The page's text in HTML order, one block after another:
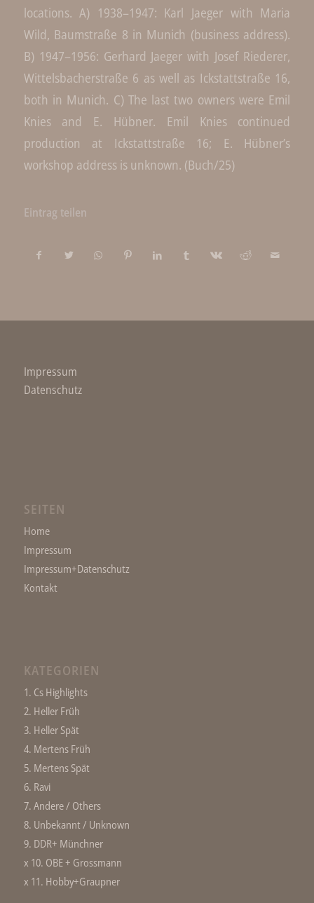
locations. A) 1938–1947: Karl Jaeger with Maria
Wild, Baumstraße 8 in Munich (business address).
B) 1947–1956: Gerhard Jaeger with Josef Riederer,
Wittelsbacherstraße 6 as well as Ickstattstraße 16,
both in Munich. C) The last two owners were Emil
Knies and E. Hübner. Emil Knies continued
production at Ickstattstraße 16; E. Hübner’s
workshop address is unknown. (Buch/25)
Eintrag teilen
Impressum
Datenschutz
SEITEN
Home
Impressum
Impressum+Datenschutz
Kontakt
KATEGORIEN
1. Cs Highlights
2. Heller Früh
3. Heller Spät
4. Mertens Früh
5. Mertens Spät
6. Ravi
7. Andere / Others
8. Unbekannt / Unknown
9. DDR+ Münchner
x 10. OBE + Grossmann
x 11. Hobby+Graupner